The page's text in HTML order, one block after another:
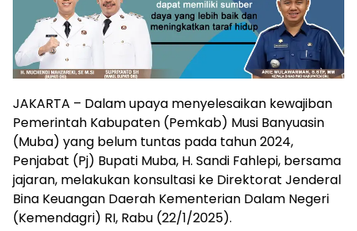
JAKARTA – Dalam upaya menyelesaikan kewajiban
Pemerintah Kabupaten (Pemkab) Musi Banyuasin
(Muba) yang belum tuntas pada tahun 2024,
Penjabat (Pj) Bupati Muba, H. Sandi Fahlepi, bersama
jajaran, melakukan konsultasi ke Direktorat Jenderal
Bina Keuangan Daerah Kementerian Dalam Negeri
(Kemendagri) RI, Rabu (22/1/2025).